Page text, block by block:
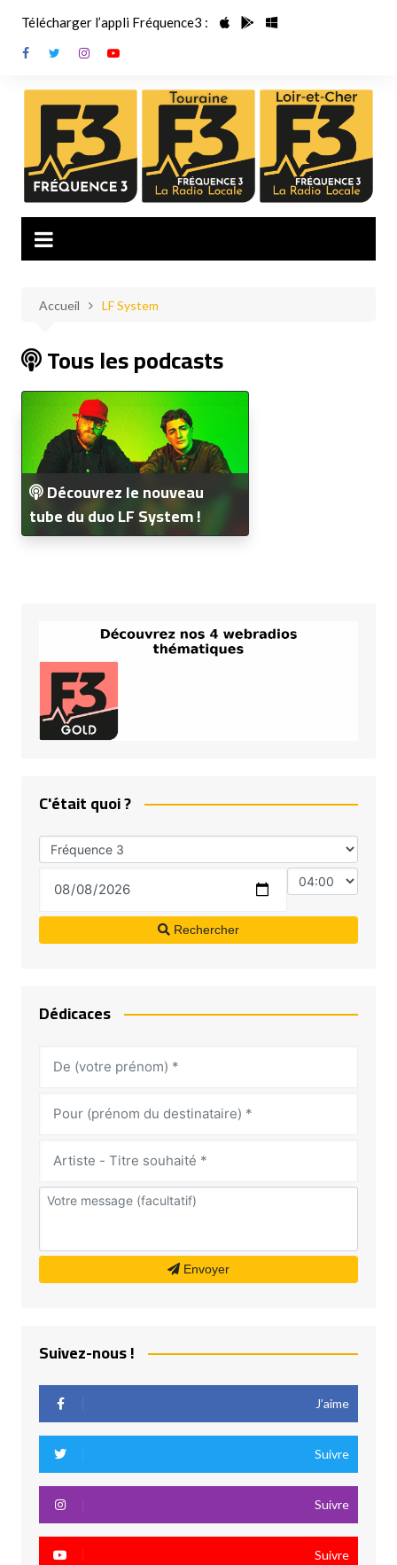
contenu
Télécharger l’appli Fréquence3 :
Accueil LF System
Tous les podcasts
Découvrez le nouveau
tube du duo LF System !
C'était quoi ?
Rechercher
Dédicaces
Envoyer
Suivez-nous !
J’aime
Suivre
Suivre
Suivre